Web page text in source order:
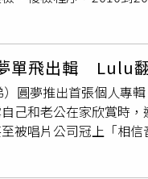
油輪如今已停止使用
透過蘇邁德輸油管運
非洲，航程更加漫長
已由4月的1,952萬桶增
統計的。根據全球知
中海入口賽德港（Port
數據情報公司「
與凝析油油輪數量增
南下，但運量已降至
誠心反省中，尊重司
）等5藝人，收取10
方調查，修杰楷涉嫌
役，後因妻子賈靜雯懷
說明，他在下午2時許
單飛出輯 Lulu
圓夢推出首張個人專
己和老公在家欣賞時
被唱片公司冠上「相
弟難掩對已故父親的
音樂。儘管父親一直希